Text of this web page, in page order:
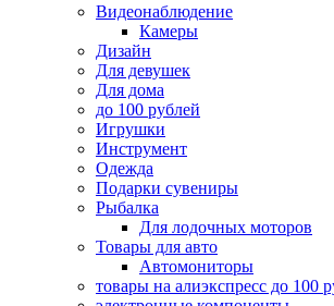
Видеонаблюдение
Камеры
Дизайн
Для девушек
Для дома
до 100 рублей
Игрушки
Инструмент
Одежда
Подарки сувениры
Рыбалка
Для лодочных моторов
Товары для авто
Автомониторы
товары на алиэкспресс до 100